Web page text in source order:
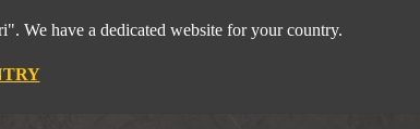
We have a dedicated website for your country.